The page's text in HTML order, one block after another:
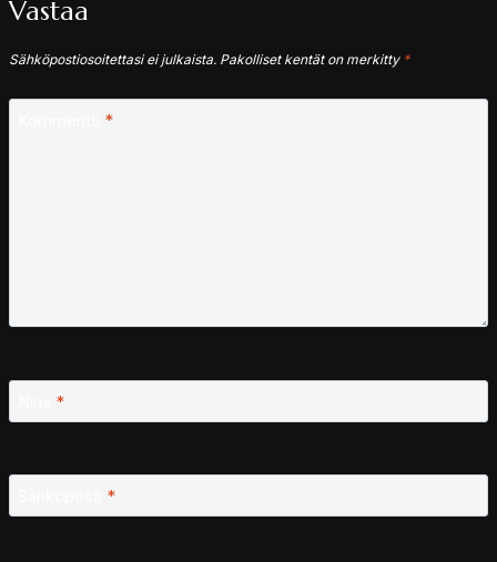
Vastaa
Sähköpostiosoitettasi ei julkaista. Pakolliset kentät on merkitty *
*
*
*